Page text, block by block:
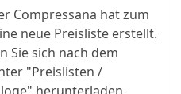
Compressana hat zum
neue Preisliste erstellt.
Sie sich nach dem
"Preislisten /